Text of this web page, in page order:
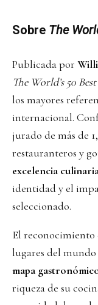
Sobre The
Publicada por
The World’s 50
los mayores
internacional.
jurado de más de
restauranteros y
excelencia
identidad y el
seleccionado.
El
lugares del mundo
mapa
riqueza de su